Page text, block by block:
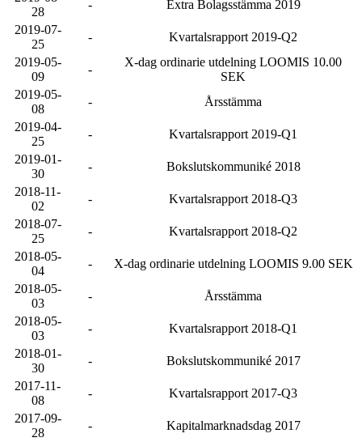
28
-
Extra Bolagsstämma 2019
2019-07-
25
-
Kvartalsrapport 2019-Q2
2019-05-
09
-
X-dag ordinarie utdelning LOOMIS 10.00
SEK
2019-05-
08
-
Årsstämma
2019-04-
25
-
Kvartalsrapport 2019-Q1
2019-01-
30
-
Bokslutskommuniké 2018
2018-11-
02
-
Kvartalsrapport 2018-Q3
2018-07-
25
-
Kvartalsrapport 2018-Q2
2018-05-
04
-
X-dag ordinarie utdelning LOOMIS 9.00 SEK
2018-05-
03
-
Årsstämma
2018-05-
03
-
Kvartalsrapport 2018-Q1
2018-01-
30
-
Bokslutskommuniké 2017
2017-11-
08
-
Kvartalsrapport 2017-Q3
2017-09-
28
-
Kapitalmarknadsdag 2017